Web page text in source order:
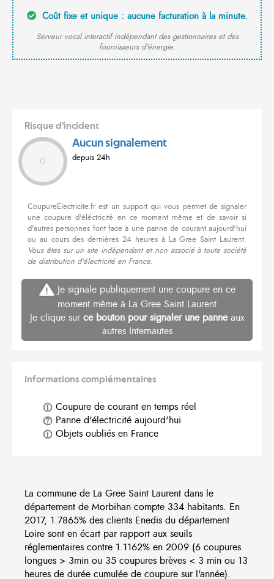
Coût fixe et unique : aucune facturation à la minute.
Serveur vocal interactif indépendant des gestionnaires et des
fournisseurs d'énergie.
Risque d'incident
0
Aucun signalement
depuis 24h
CoupureElectricite.fr est un support qui vous permet de signaler
une coupure d'éléctricité en ce moment même et de savoir si
d'autres personnes font face à une panne de courant aujourd'hui
ou au cours des dernières 24 heures à La Gree Saint Laurent.
Vous êtes sur un site indépendant et non associé à toute société
de distribution d'électricité en France.
Je signale publiquement une coupure en ce
moment même à La Gree Saint Laurent
Je clique sur ce bouton pour signaler une panneaux
autres Internautes
Informations complémentaires
Coupure de courant en temps réel
Panne d'électricité aujourd'hui
Objets oubliés en France
La commune de La Gree Saint Laurent dans le
département de Morbihan compte 334 habitants. En
2017, 1.7865% des clients Enedis du département
Loire sont en écart par rapport aux seuils
réglementaires contre 1.1162% en 2009 (6 coupures
longues > 3min ou 35 coupures brèves < 3 min ou 13
heures de durée cumulée de coupure sur l'année).